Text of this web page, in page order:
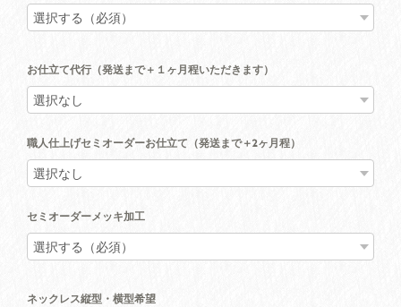
お仕立て代行（発送まで＋１ヶ月程いただきます）
職人仕上げセミオーダーお仕立て（発送まで＋2ヶ月程）
セミオーダーメッキ加工
ネックレス縦型・横型希望